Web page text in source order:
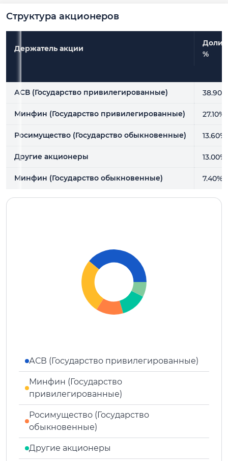
Структура акционеров
Держатель акции
Доли,
%
%
АСВ (Государство привилегированные) 38.90%
Минфин (Государство привилегированные) 27.10%
Росимущество (Государство обыкновенные) 13.60%
Другие акционеры 13.00%
Минфин (Государство обыкновенные) 7.40%
АСВ (Государство привилегированные)
Минфин (Государство
привилегированные)
Росимущество (Государство
обыкновенные)
Другие акционеры